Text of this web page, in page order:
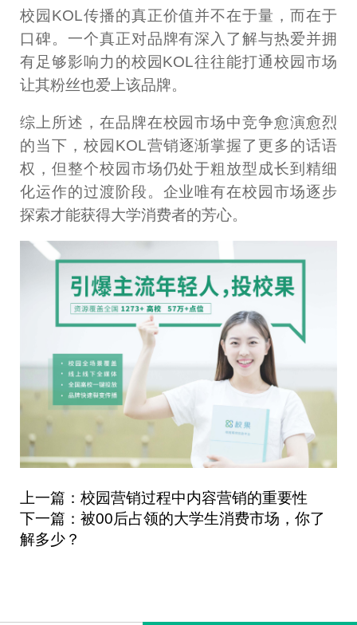
校园KOL传播的真正价值并不在于量，而在于
口碑。一个真正对品牌有深入了解与热爱并拥
有足够影响力的校园KOL往往能打通校园市场
让其粉丝也爱上该品牌。
综上所述，在品牌在校园市场中竞争愈演愈烈
的当下，校园KOL营销逐渐掌握了更多的话语
权，但整个校园市场仍处于粗放型成长到精细
化运作的过渡阶段。企业唯有在校园市场逐步
探索才能获得大学消费者的芳心。
上一篇：校园营销过程中内容营销的重要性
下一篇：被00后占领的大学生消费市场，你了
解多少？